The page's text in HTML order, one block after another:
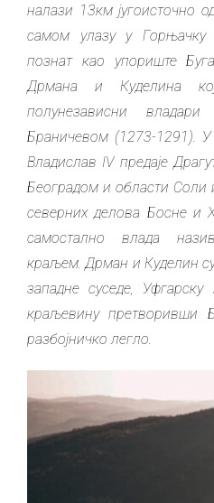
налази 13км југоисточно
самом улазу у Горњачку
познат као упориште
Дрмана и Куделина
полунезависни
Браничевом (1273-1291).
Владислав IV предаје
Београдом и области Соли
северних делова Босне и
самостално влада
краљем. Дрман и Куделин
западне суседе,
краљевину претворивши
разбојничко легло.